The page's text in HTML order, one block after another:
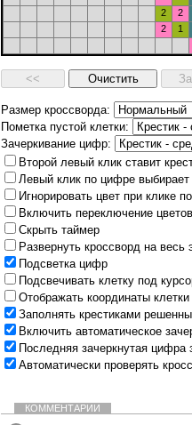
2
2
2
1
Размер кроссворда:
Пометка пустой клетки:
Зачеркивание цифр:
Второй левый клик ставит
Левый клик по цифре выбирает
Игнорировать цвет при клике
Включить переключение
Скрыть таймер
Развернуть кроссворд на
Подсветка цифр
Подсвечивать клетку под
Отображать координаты
Заполнять крестиками
Включить автоматическое
Последняя зачеркнутая цифра
Автоматически проверять
КОММЕНТАРИИ